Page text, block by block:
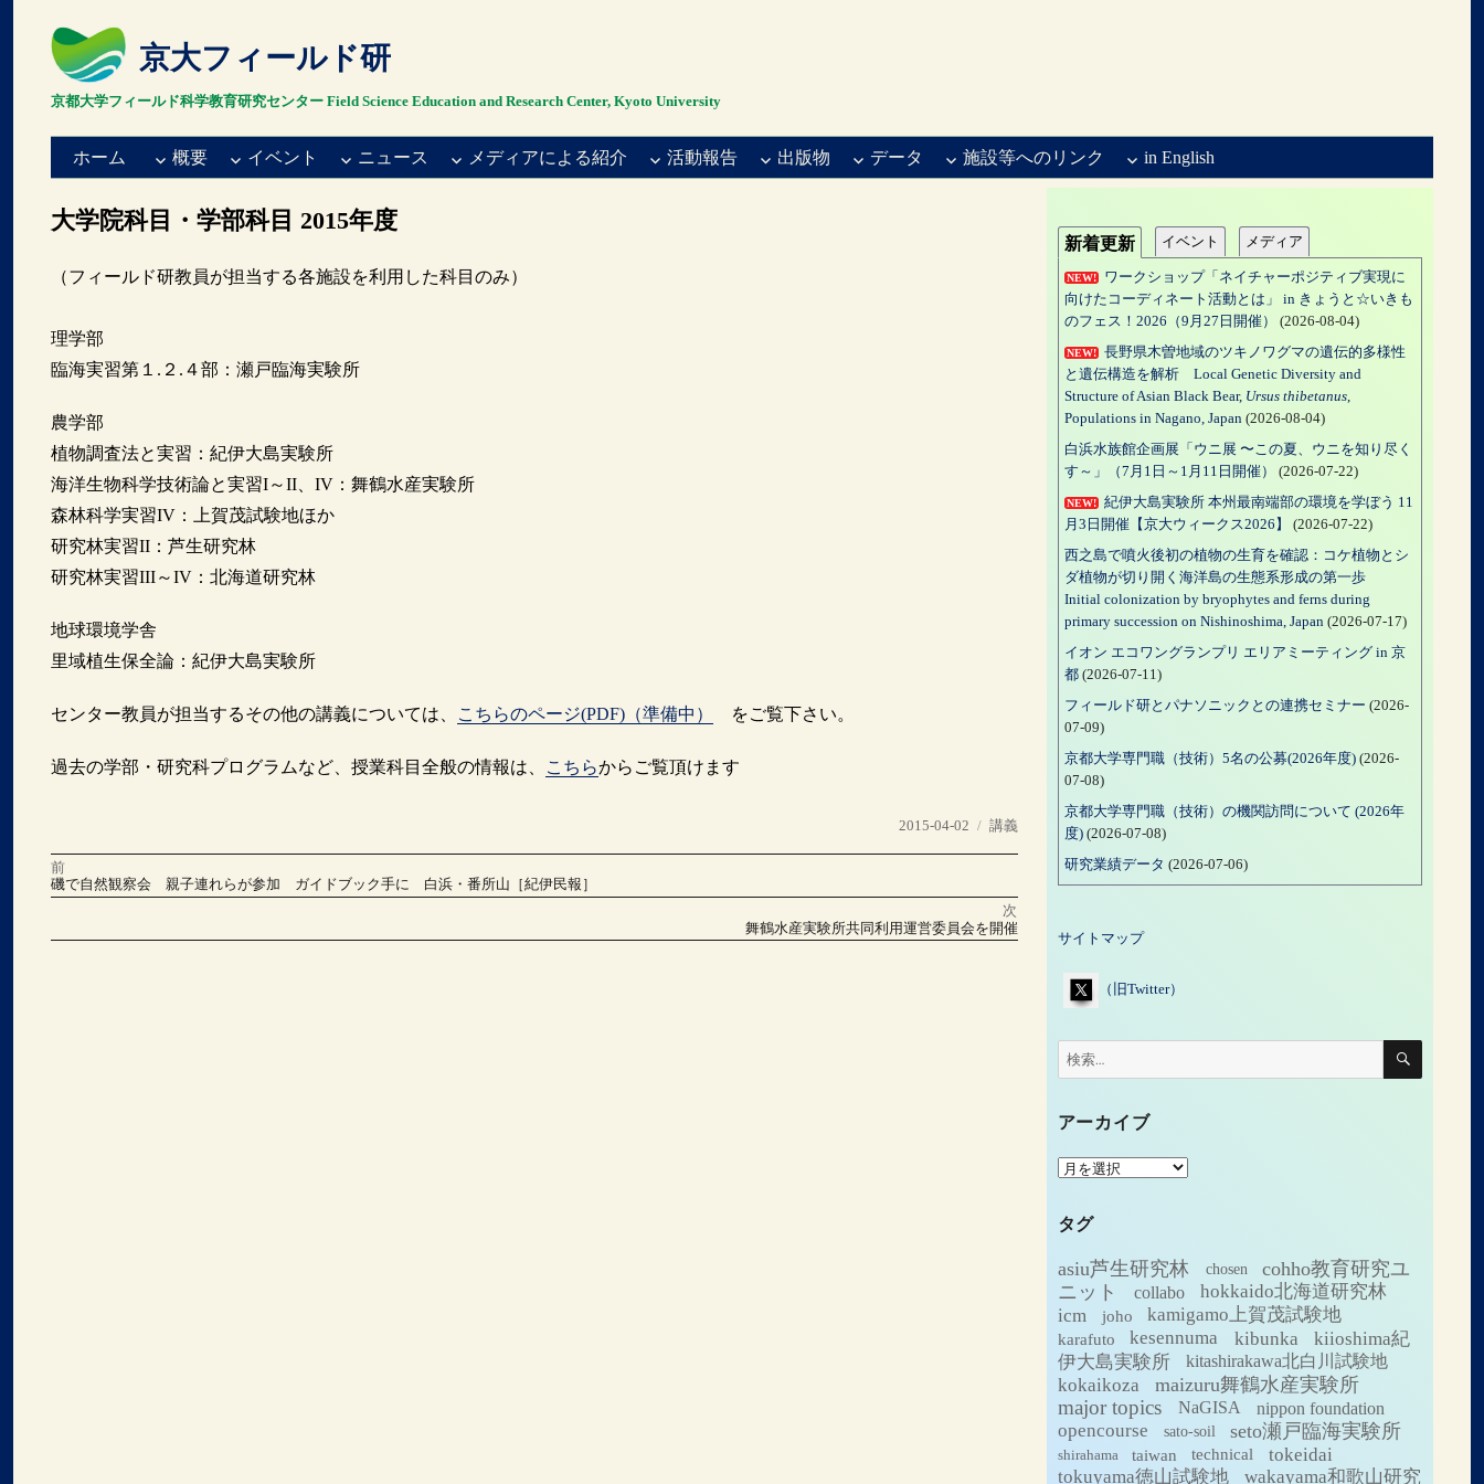
京大フィールド研
京都大学フィールド科学教育研究センター Field Science Education and Research Center, Kyoto University
ホーム 概要 イベント ニュース メディアによる紹介 活動報告 出版物 データ 施設等へのリンク in English
大学院科目・学部科目 2015年度
（フィールド研教員が担当する各施設を利用した科目のみ）
理学部
臨海実習第１.２.４部：瀬戸臨海実験所
農学部
植物調査法と実習：紀伊大島実験所
海洋生物科学技術論と実習I～II、IV：舞鶴水産実験所
森林科学実習IV：上賀茂試験地ほか
研究林実習II：芦生研究林
研究林実習III～IV：北海道研究林
地球環境学舎
里域植生保全論：紀伊大島実験所
センター教員が担当するその他の講義については、 こちらのページ(PDF)（準備中） をご覧下さい。
過去の学部・研究科プログラムなど、授業科目全般の情報は、 こちらからご覧頂けます
投
2015-04-02
カ
リ
ー
講義
投
ナ
前
前
の
磯で自然観察会 親子連れらが参加 ガイドブック手に 白浜・番所山［紀伊民報］
次
の
舞鶴水産実験所共同利用運営委員会を開催
新着更新 イベント メディア
NEW!
ワークショップ「ネイチャーポジティブ実現に
向けたコーディネート活動とは」 in きょうと☆いきも
のフェス！2026（9月27日開催）
(2026-08-04)
NEW!
長野県木曽地域のツキノワグマの遺伝的多様性
と遺伝構造を解析 Local Genetic Diversity and
Structure of Asian Black Bear, Ursus thibetanus,
Populations in Nagano, Japan (2026-08-04)
白浜水族館企画展「ウニ展 〜この夏、ウニを知り尽く
す～」（7月1日～1月11日開催）
(2026-07-22)
NEW!
紀伊大島実験所 本州最南端部の環境を学ぼう 11
月3日開催【京大ウィークス2026】
(2026-07-22)
西之島で噴火後初の植物の生育を確認：コケ植物とシ
ダ植物が切り開く海洋島の生態系形成の第一歩
Initial colonization by bryophytes and ferns during
primary succession on Nishinoshima, Japan (2026-07-17)
イオン エコワングランプリ エリアミーティング in 京
都(2026-07-11)
フィールド研とパナソニックとの連携セミナー (2026-
07-09)
京都大学専門職（技術）5名の公募(2026年度)(2026-
07-08)
京都大学専門職（技術）の機関訪問について (2026年
度)(2026-07-08)
研究業績データ (2026-07-06)
サイトマップ
（旧Twitter）
検
検
アーカイブ
ア
カ
イ
タグ
asiu芦生研究林 chosen
cohho教育研究ユ
ニット
collabo hokkaido北海道研究林
icm joho kamigamo上賀茂試験地
karafuto kesennuma kibunka
kiioshima紀
伊大島実験所
kitashirakawa北白川試験地
kokaikoza maizuru舞鶴水産実験所
major topics NaGISA nippon foundation
opencourse sato-soil seto瀬戸臨海実験所
shirahama taiwan technical
tokeidai
tokuyama徳山試験地
wakayama和歌山研究